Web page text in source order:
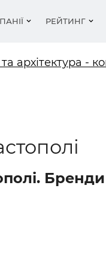
Фарби,
РЕЙТИНГ
Меблі
архітектура -